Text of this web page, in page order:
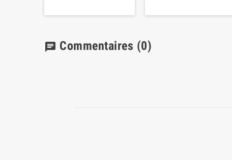
chat Commentaires (0)